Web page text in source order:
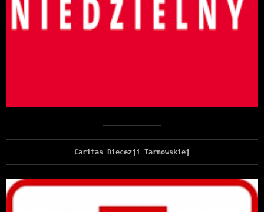
Caritas Diecezji Tarnowskiej